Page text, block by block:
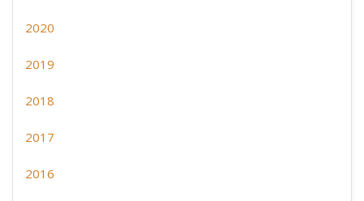
2020
2019
2018
2017
2016